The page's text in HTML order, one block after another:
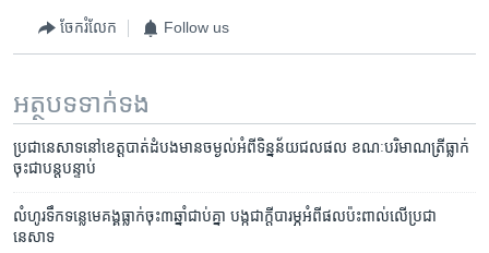
ចែករំលែក Follow us
អត្ថបទ​ទាក់ទង
ប្រជា​នេសាទ​នៅ​ខេត្ត​បាត់ដំបង​មាន​ចម្ងល់​អំពី​ទិន្នន័យ​ជលផល ខណៈ​បរិមាណ​ត្រី​ធ្លាក់​
ចុះ​ជា​បន្ត​បន្ទាប់
លំហូរ​ទឹក​ទន្លេ​មេគង្គ​ធ្លាក់​ចុះ​៣​ឆ្នាំ​ជាប់​គ្នា បង្ក​ជា​ក្តី​បារម្ភ​អំពី​ផល​ប៉ះពាល់​លើ​ប្រជា
នេសាទ